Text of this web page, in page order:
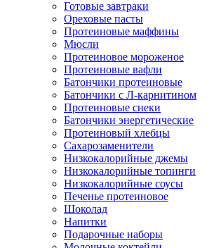
Готовые завтраки
Ореховые пасты
Протеиновые маффины
Мюсли
Протеиновое мороженое
Протеиновые вафли
Батончики протеиновые
Батончики с Л-карнитином
Протеиновые снеки
Батончики энергетические
Протеиновый хлебцы
Сахарозаменители
Низкокалорийные джемы
Низкокалорийные топинги
Низкокалорийные соусы
Печенье протеиновое
Шоколад
Напитки
Подарочные наборы